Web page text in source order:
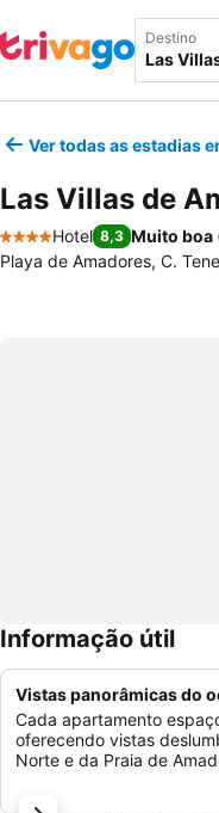
Destino
Ver todas as estadias
Las Villas de
4 Estrelas
Hotel 8,3 Muito boa
Playa de Amadores, C.
Informação útil
Vistas panorâmicas do
Cada apartamento
oferecendo vistas
Norte e da Praia de